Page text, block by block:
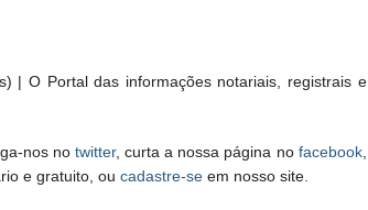
| O Portal das informações notariais, registrais e
nos notwitter, curta a nossa página no facebook,
e gratuito, ou cadastre-se em nosso site.